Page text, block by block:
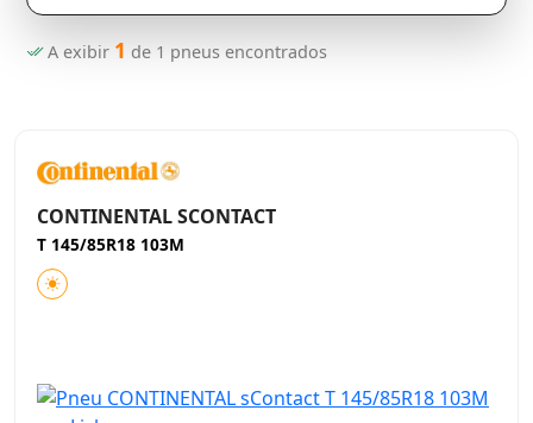
A exibir 1 de 1 pneus encontrados
CONTINENTAL SCONTACT
T 145/85R18 103M